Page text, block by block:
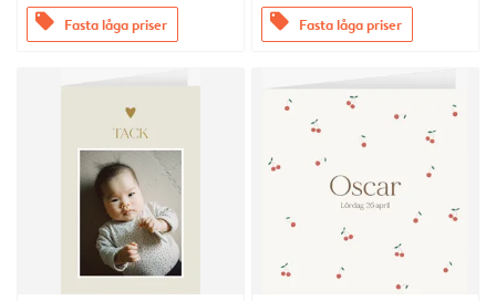
offers Fasta låga priser offers Fasta låga priser